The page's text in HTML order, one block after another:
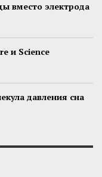
вместо электрода
и Science
давления сна